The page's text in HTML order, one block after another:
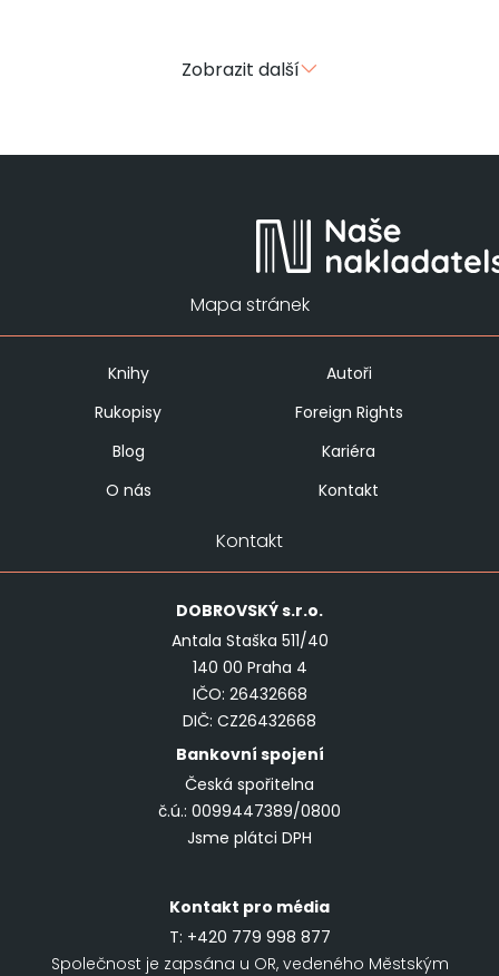
Zobrazit další
Mapa stránek
Knihy
Autoři
Rukopisy
Foreign Rights
Blog
Kariéra
O nás
Kontakt
Kontakt
DOBROVSKÝs.r.o.
Antala Staška 511/40
140 00 Praha 4
IČO: 26432668
DIČ: CZ26432668
Bankovní spojení
Česká spořitelna
č.ú.: 0099447389/0800
Jsme plátci DPH
Kontakt pro média
T: +420 779 998 877
Společnost je zapsána u OR, vedeného Městským